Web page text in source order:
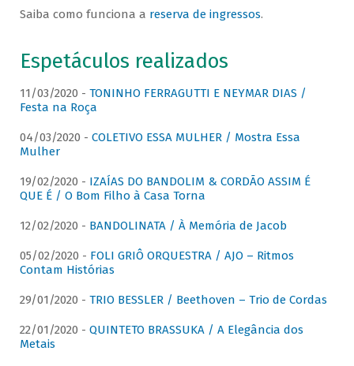
Saiba como funciona a reserva de ingressos.
Espetáculos realizados
11/03/2020 - TONINHO FERRAGUTTI E NEYMAR DIAS /
Festa na Roça
04/03/2020 - COLETIVO ESSA MULHER / Mostra Essa
Mulher
19/02/2020 - IZAÍAS DO BANDOLIM & CORDÃO ASSIM É
QUE É / O Bom Filho à Casa Torna
12/02/2020 - BANDOLINATA / À Memória de Jacob
05/02/2020 - FOLI GRIÔ ORQUESTRA / AJO – Ritmos
Contam Histórias
29/01/2020 - TRIO BESSLER / Beethoven – Trio de Cordas
22/01/2020 - QUINTETO BRASSUKA / A Elegância dos
Metais